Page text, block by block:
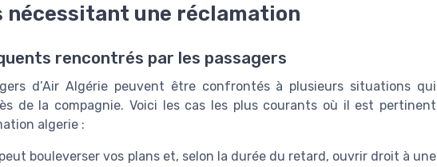
une réclamation
rencontrés par les passagers
d’Air Algérie peuvent être confrontés à plusieurs situations qui
de la compagnie. Voici les cas les plus courants où il est pertinent
algerie :
bouleverser vos plans et, selon la durée du retard, ouvrir droit à une